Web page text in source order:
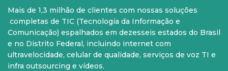
PARA SUA CASA
Internet Fibra
Fixo
CELULAR
Controle e Pós
Aparelhos
Mais de 1,3 milhão de clientes com nossas soluções
completas de TIC (Tecnologia da Informação e
Comunicação) espalhados em dezesseis estados do Brasil
e no Distrito Federal, incluindo internet com
ultravelocidade, celular de qualidade, serviços de voz TI e
infra outsourcing e vídeos.